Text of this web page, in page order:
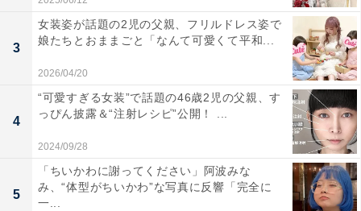
3
女装姿が話題の2児の父親、フリルドレス姿で
娘たちとおままごと「なんて可愛くて平和...
2026/04/20
4
“可愛すぎる女装”で話題の46歳2児の父親、す
っぴん披露＆“注射レシピ”公開！ ...
2024/09/28
5
「ちいかわに謝ってください」阿波みな
み、“体型がちいかわ”な写真に反響「完全に
一...